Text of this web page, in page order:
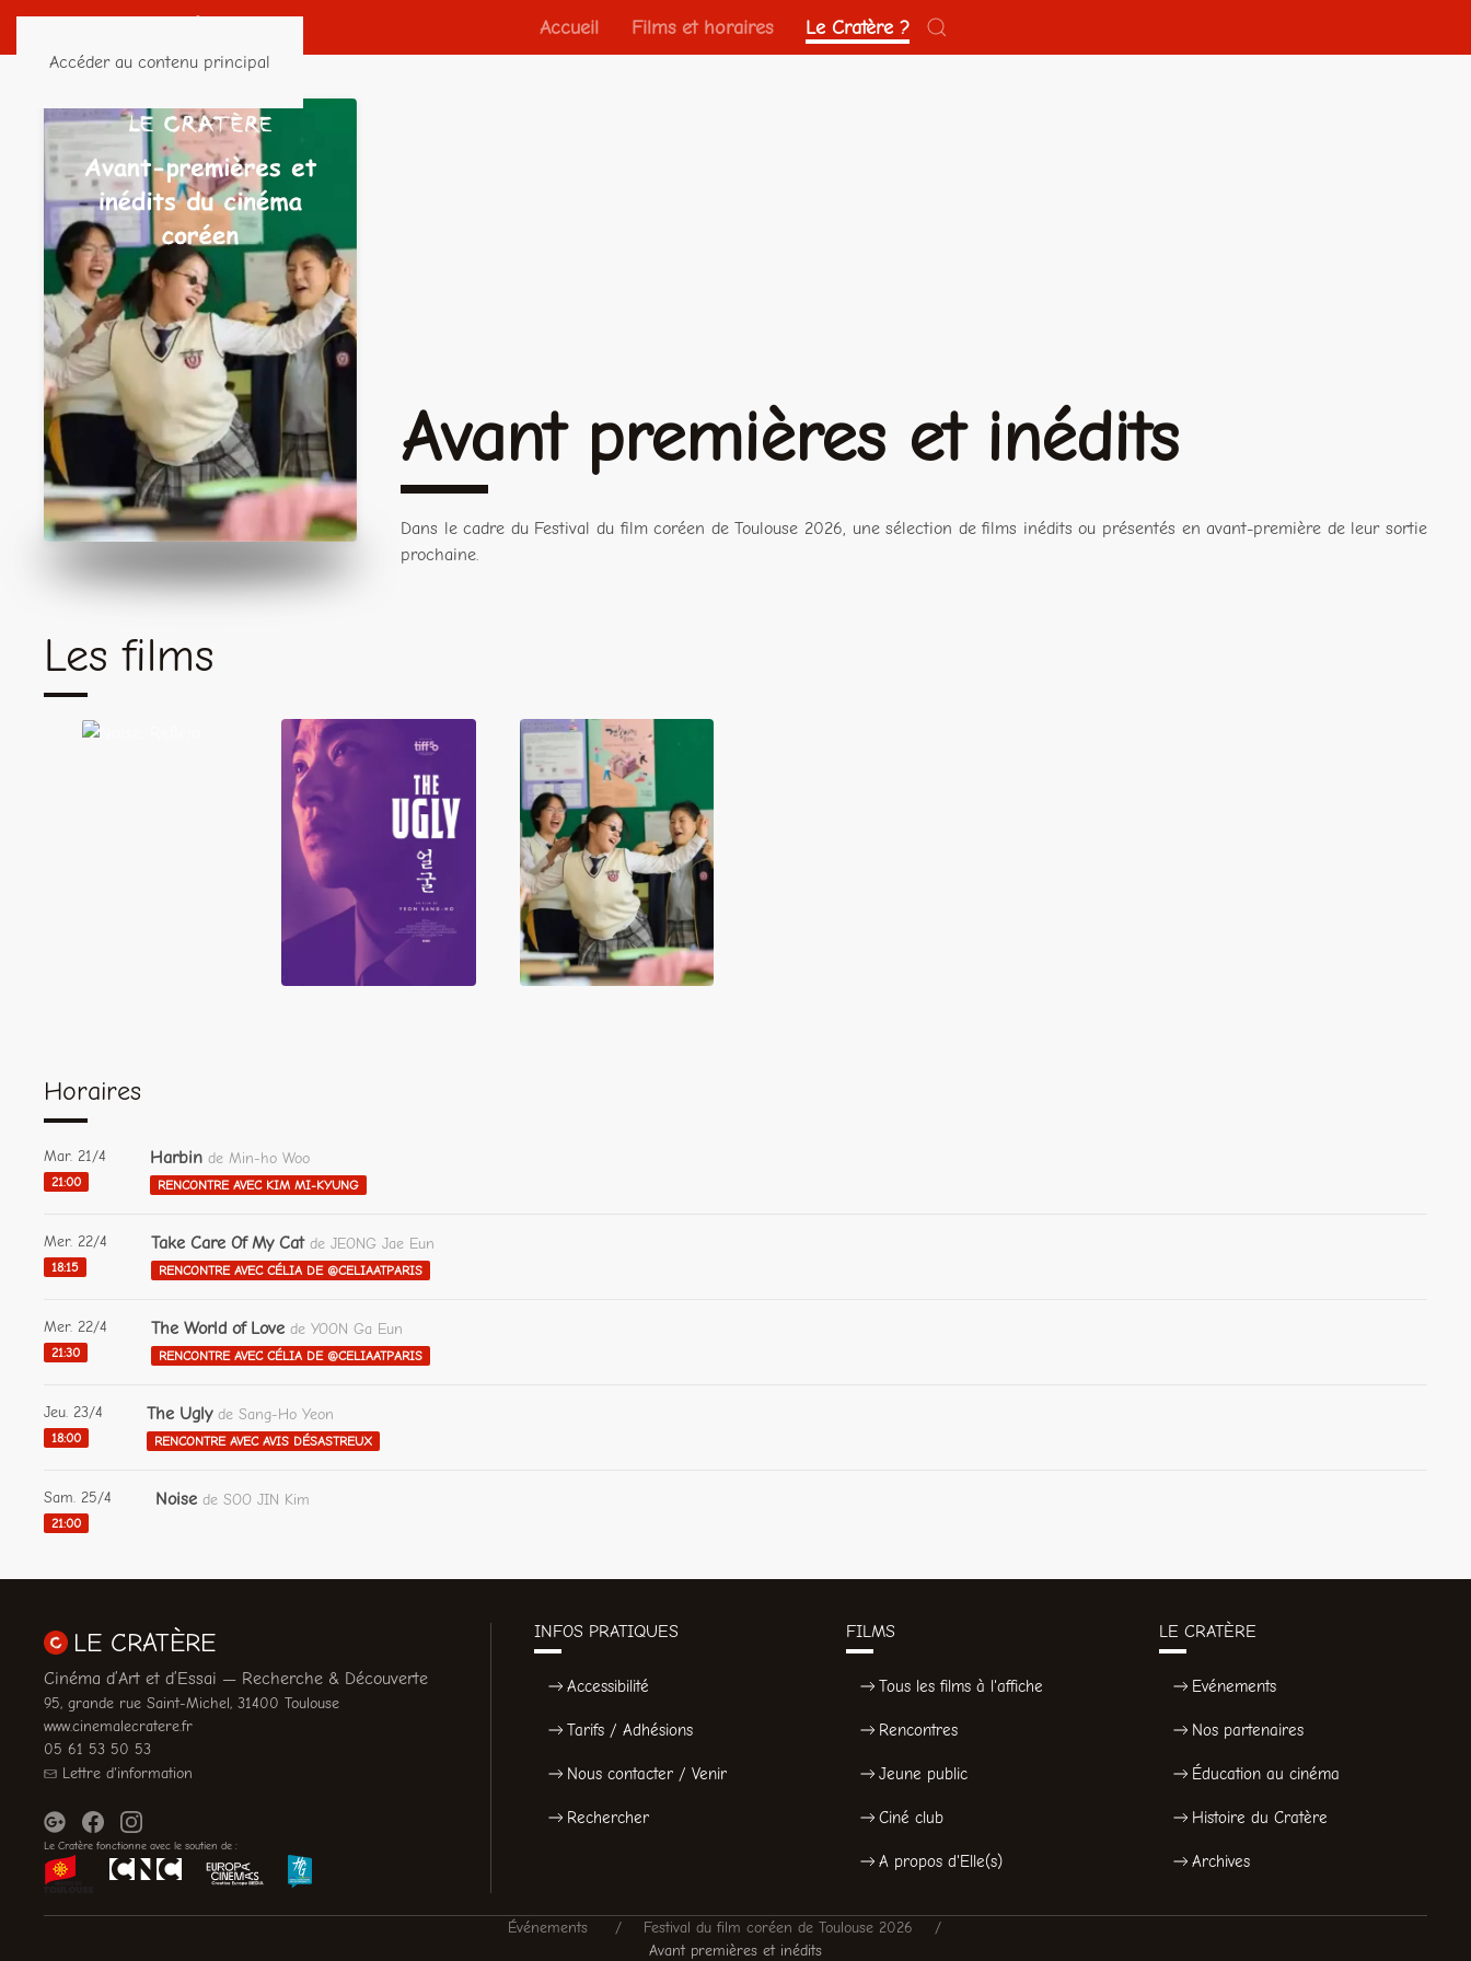
Accéder au contenu principal
Accueil Films et horaires Le Cratère ?
Avant premières et inédits
Dans le cadre du Festival du film coréen de Toulouse 2026, une sélection de films inédits ou présentés en avant-première de leur sortie
prochaine.
Les films
The World of
Love
Horaires
Mar. 21/4
21:00
Harbin de Min-ho Woo
RENCONTRE AVEC KIM MI-KYUNG
Mer. 22/4
18:15
Take Care Of My Cat de JEONG Jae Eun
RENCONTRE AVEC CÉLIA DE @CELIAATPARIS
Mer. 22/4
21:30
The World of Love de YOON Ga Eun
RENCONTRE AVEC CÉLIA DE @CELIAATPARIS
Jeu. 23/4
18:00
The Ugly de Sang-Ho Yeon
RENCONTRE AVEC AVIS DÉSASTREUX
Sam. 25/4
21:00
Noise de SOO JIN Kim
LE CRATÈRE
Cinéma d’Art et d’Essai — Recherche & Découverte
95, grande rue Saint-Michel, 31400 Toulouse
www.cinemalecratere.fr
05 61 53 50 53
Lettre d'information
Le Cratère fonctionne avec le soutien de :
INFOS PRATIQUES
Accessibilité
Tarifs / Adhésions
Nous contacter / Venir
Rechercher
FILMS
Tous les films à l'affiche
Rencontres
Jeune public
Ciné club
A propos d'Elle(s)
LE CRATÈRE
Evénements
Nos partenaires
Éducation au cinéma
Histoire du Cratère
Archives
Événements
Festival du film coréen de Toulouse 2026
Avant premières et inédits